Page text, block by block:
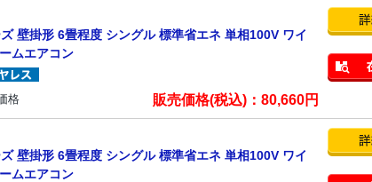
壁掛形 6畳程度 シングル 標準省エネ 単相100V ワイ
ムエアコン
格 販売価格(税込)： 80,660円
壁掛形 6畳程度 シングル 標準省エネ 単相100V ワイ
ムエアコン